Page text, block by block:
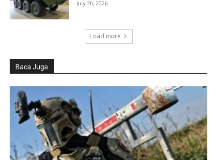
July 20, 2026
Load more
Baca Juga